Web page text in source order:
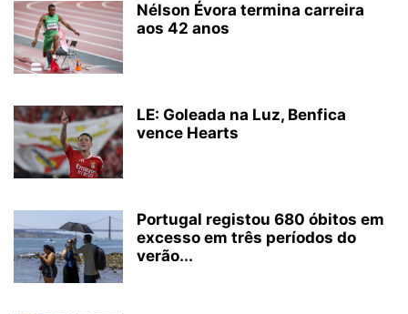
Nélson Évora termina carreira
aos 42 anos
LE: Goleada na Luz, Benfica
vence Hearts
Portugal registou 680 óbitos em
excesso em três períodos do
verão...